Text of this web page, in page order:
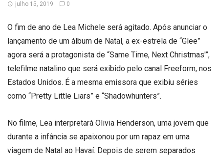
julho 15, 2019 0
O fim de ano de Lea Michele será agitado. Após anunciar o
lançamento de um álbum de Natal, a ex-estrela de “Glee”
agora será a protagonista de “Same Time, Next Christmas'”,
telefilme natalino que será exibido pelo canal Freeform, nos
Estados Unidos. É a mesma emissora que exibiu séries
como “Pretty Little Liars” e “Shadowhunters”.
No filme, Lea interpretará Olivia Henderson, uma jovem que
durante a infância se apaixonou por um rapaz em uma
viagem de Natal ao Havaí. Depois de serem separados